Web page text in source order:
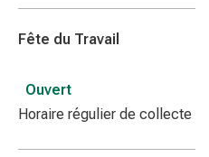
Fête du Travail
Ouvert
Horaire régulier de collecte